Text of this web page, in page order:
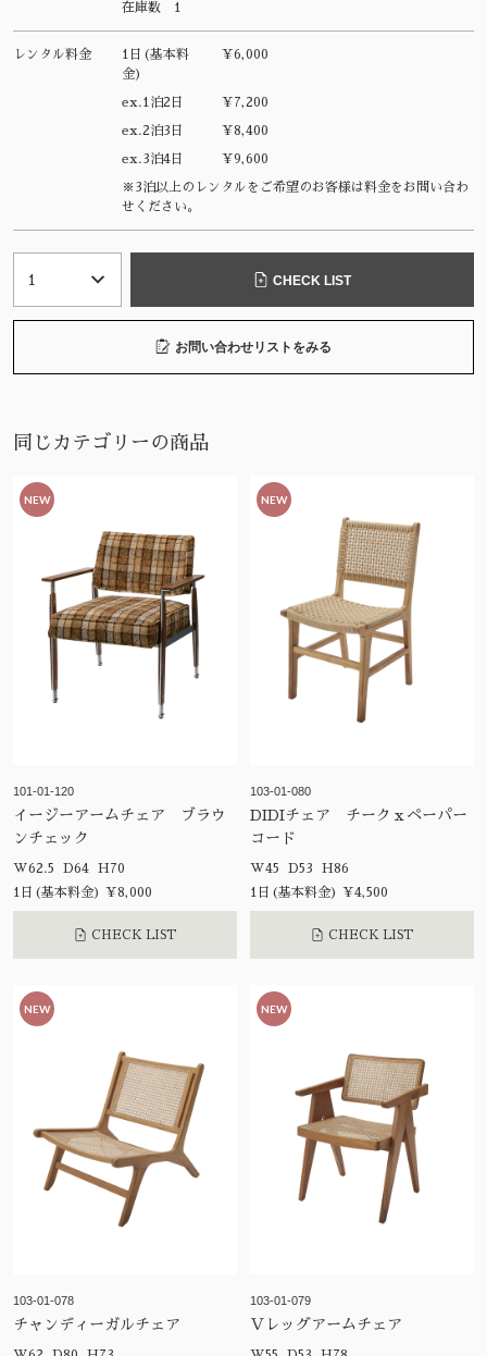
在庫数 1
レンタル料金
1日(基本料
金)
¥6,000
ex.1泊2日 ¥7,200
ex.2泊3日 ¥8,400
ex.3泊4日 ¥9,600
※3泊以上のレンタルをご希望のお客様は料金をお問い合わ
せください。
CHECK LIST
お問い合わせリストをみる
同じカテゴリーの商品
NEW
101-01-120
イージーアームチェア ブラウ
ンチェック
W62.5 D64 H70
1日(基本料金) ¥8,000
CHECK LIST
NEW
103-01-080
DIDIチェア チークｘペーパー
コード
W45 D53 H86
1日(基本料金) ¥4,500
CHECK LIST
NEW
103-01-078
チャンディーガルチェア
NEW
103-01-079
Ｖレッグアームチェア